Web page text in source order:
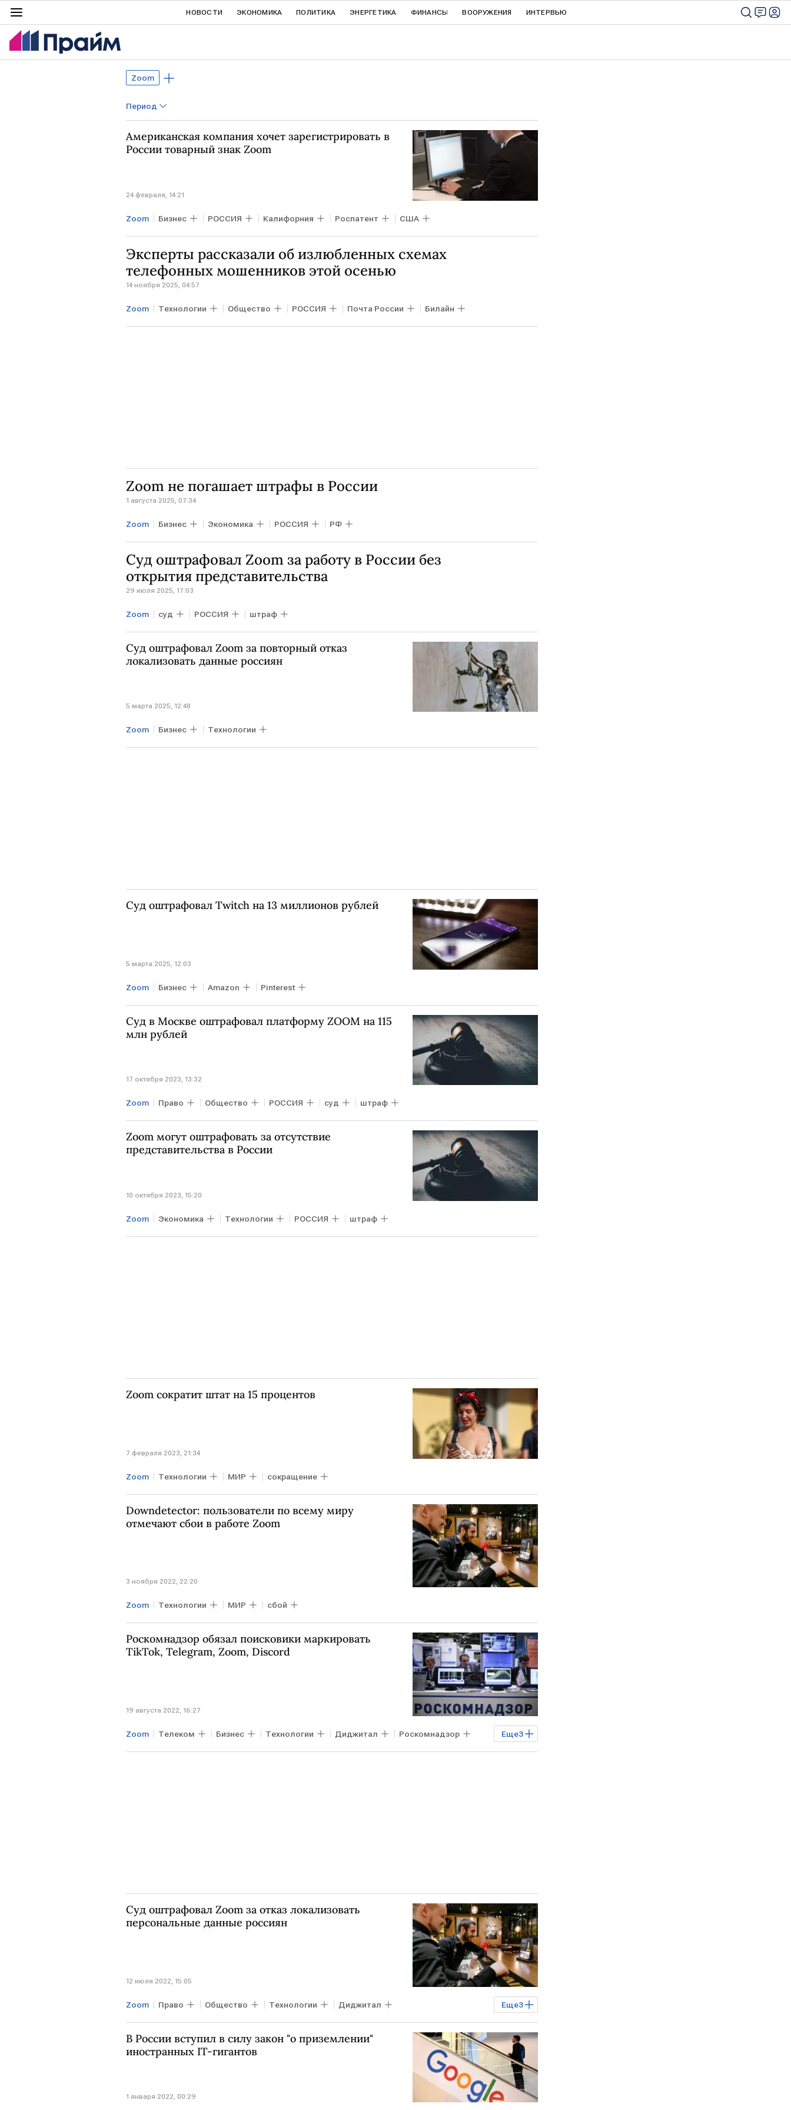
НОВОСТИ ЭКОНОМИКА ПОЛИТИКА ЭНЕРГЕТИКА ФИНАНСЫ ВООРУЖЕНИЯ ИНТЕРВЬЮ
Zoom
Период
Американская компания хочет зарегистрировать в
России товарный знак Zoom
24 февраля, 14:21
Zoom Бизнес РОССИЯ Калифорния Роспатент США
Эксперты рассказали об излюбленных схемах
телефонных мошенников этой осенью
14 ноября 2025, 04:57
Zoom Технологии Общество РОССИЯ Почта России Билайн
Zoom не погашает штрафы в России
1 августа 2025, 07:34
Zoom Бизнес Экономика РОССИЯ РФ
Суд оштрафовал Zoom за работу в России без
открытия представительства
29 июля 2025, 17:03
Zoom суд РОССИЯ штраф
Суд оштрафовал Zoom за повторный отказ
локализовать данные россиян
5 марта 2025, 12:48
Zoom Бизнес Технологии
Суд оштрафовал Twitch на 13 миллионов рублей
5 марта 2025, 12:03
Zoom Бизнес Amazon Pinterest
Суд в Москве оштрафовал платформу ZOOM на 115
млн рублей
17 октября 2023, 13:32
Zoom Право Общество РОССИЯ суд штраф
Zoom могут оштрафовать за отсутствие
представительства в России
10 октября 2023, 15:20
Zoom Экономика Технологии РОССИЯ штраф
Zoom сократит штат на 15 процентов
7 февраля 2023, 21:34
Zoom Технологии МИР сокращение
Downdetector: пользователи по всему миру
отмечают сбои в работе Zoom
3 ноября 2022, 22:20
Zoom Технологии МИР сбой
Роскомнадзор обязал поисковики маркировать
TikTok, Telegram, Zoom, Discord
19 августа 2022, 16:27
Еще3
Zoom Телеком Бизнес Технологии Диджитал Роскомнадзор
TikTok Telegram Discord
Суд оштрафовал Zoom за отказ локализовать
персональные данные россиян
12 июля 2022, 15:05
Еще3
Zoom Право Общество Технологии Диджитал
регулирование интернета штраф персональные данные
В России вступил в силу закон "о приземлении"
иностранных IT-гигантов
1 января 2022, 00:29